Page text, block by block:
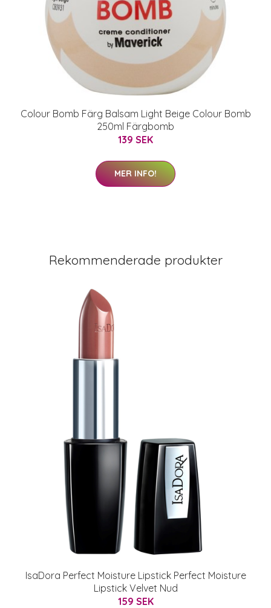
Colour Bomb Färg Balsam Light Beige Colour Bomb
250ml Färgbomb
139 SEK
MER INFO!
Rekommenderade produkter
IsaDora Perfect Moisture Lipstick Perfect Moisture
Lipstick Velvet Nud
159 SEK